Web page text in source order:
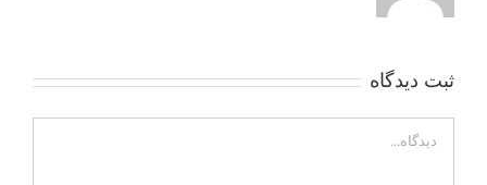
ثبت ديدگاه